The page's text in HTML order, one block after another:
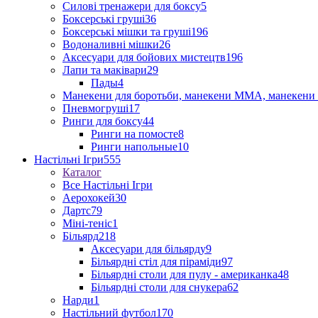
Силові тренажери для боксу5
Боксерські груші36
Боксерські мішки та груші196
Водоналивні мішки26
Аксесуари для бойових мистецтв196
Лапи та маківари29
Пады4
Манекени для боротьби, манекени ММА, манекени
Пневмогруші17
Ринги для боксу44
Ринги на помосте8
Ринги напольные10
Настільні Ігри555
Каталог
Все Настільні Ігри
Аерохокей30
Дартс79
Міні-теніс1
Більярд218
Аксесуари для більярду9
Більярдні стіл для піраміди97
Більярдні столи для пулу - американка48
Більярдні столи для снукера62
Нарди1
Настільний футбол170